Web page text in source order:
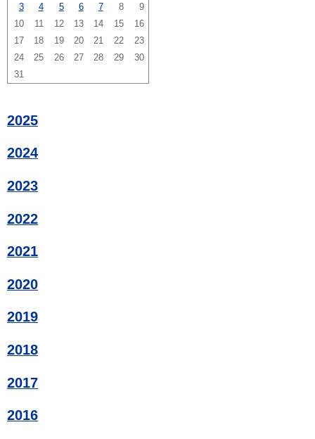
3
4 5 6 7 8
9
10
11 12 13 14 15
16
17
18 19 20 21 22
23
24
25 26 27 28 29
30
31
2025
2024
2023
2022
2021
2020
2019
2018
2017
2016